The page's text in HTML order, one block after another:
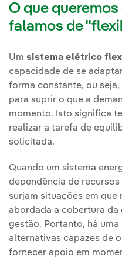
O que
falamos de
Um sistema elétrico
capacidade de se
forma constante, ou
para suprir o que a
momento. Isto significa
realizar a tarefa de
solicitada.
Quando um sistema
dependência de
surjam situações em que
abordada a cobertura da
gestão. Portanto, há
alternativas capazes de
fornecer apoio em